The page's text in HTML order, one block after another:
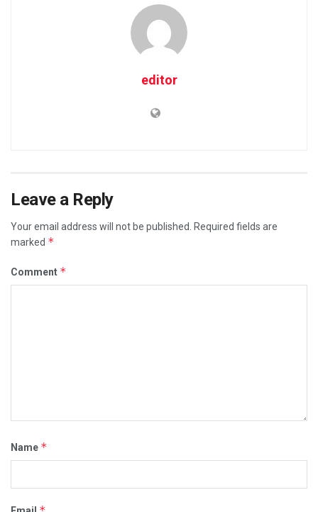
editor
Leave a Reply
Your email address will not be published.
Required fields are
marked *
Comment *
Name *